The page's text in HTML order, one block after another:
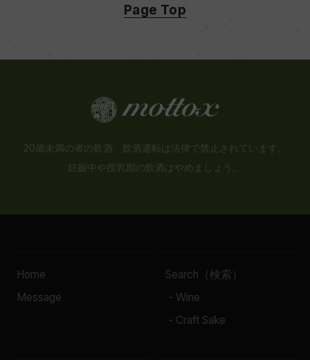
Page Top
20歳未満の者の飲酒、飲酒運転は法律で禁止されています。
妊娠中や授乳期の飲酒はやめましょう。
Home
Message
Search（検索）
- Wine
- Craft Sake